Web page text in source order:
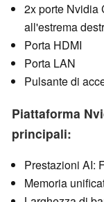
2x porte Nvidia
all'estrema
Porta HDMI
Porta LAN
Pulsante di
Piattaforma
principali:
Prestazioni AI:
Memoria